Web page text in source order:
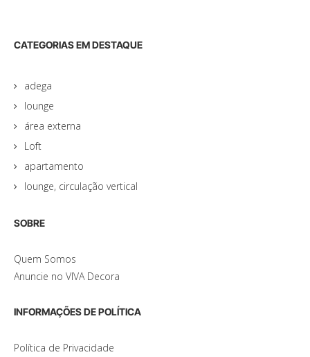
CATEGORIAS EM DESTAQUE
adega
lounge
área externa
Loft
apartamento
lounge, circulação vertical
SOBRE
Quem Somos
Anuncie no VIVA Decora
INFORMAÇÕES DE POLÍTICA
Política de Privacidade